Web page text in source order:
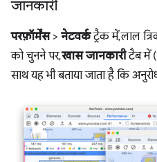
जानकारी
परफ़ॉर्मेंस> नेटवर्कट्रैक में, लाल
को चुनने पर,खास जानकारीटैब में
साथ यह भी बताया जाता है कि